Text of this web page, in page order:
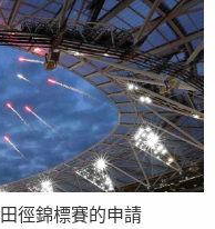
徑錦標賽的申請